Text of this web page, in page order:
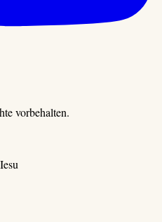
vorbehalten.